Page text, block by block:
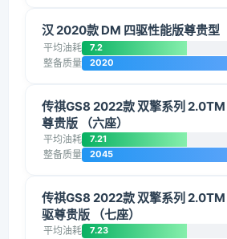
汉 2020款 DM 四驱性能版尊贵型
平均油耗 7.2
整备质量 2020
传祺GS8 2022款 双擎系列 2.0TM
尊贵版 （六座）
平均油耗 7.21
整备质量 2045
传祺GS8 2022款 双擎系列 2.0TM
驱尊贵版 （七座）
平均油耗 7.23